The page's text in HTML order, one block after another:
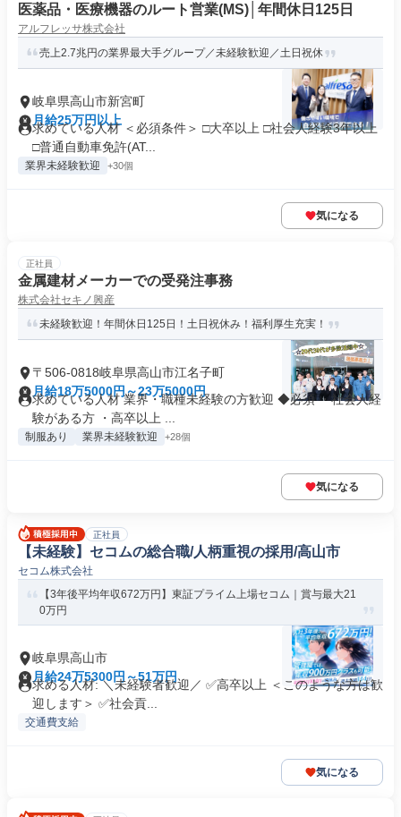
医薬品・医療機器のルート営業(MS)│年間休日125日
アルフレッサ株式会社
売上2.7兆円の業界最大手グループ／未経験歓迎／土日祝休
岐阜県高山市新宮町
月給25万円以上
求めている人材 ＜必須条件＞ □大卒以上 □社会人経験3年以上
□普通自動車免許(AT...
業界未経験歓迎 +30個
気になる
正社員
金属建材メーカーでの受発注事務
株式会社セキノ興産
未経験歓迎！年間休日125日！土日祝休み！福利厚生充実！
〒506-0818岐阜県高山市江名子町
月給18万5000円～23万5000円
求めている人材 業界・職種未経験の方歓迎 ◆必須 ・社会人経
験がある方 ・高卒以上 ...
制服あり 業界未経験歓迎 +28個
気になる
正社員
【未経験】セコムの総合職/人柄重視の採用/高山市
セコム株式会社
【3年後平均年収672万円】東証プライム上場セコム｜賞与最大21
0万円
岐阜県高山市
月給24万5300円～51万円
求める人材: ＼未経験者歓迎／ ✅高卒以上 ＜このような方は歓
迎します＞ ✅社会貢...
交通費支給
気になる